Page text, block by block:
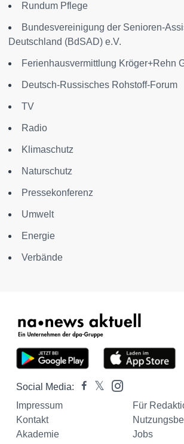
Rundum Pflege
Bundesvereinigung der Senioren-
Deutschland (BdSAD) e.V.
Ferienhausvermittlung Kröger+Rehn
Deutsch-Russisches Rohstoff-Forum
TV
Radio
Klimaschutz
Naturschutz
Pressekonferenz
Umwelt
Energie
Verbände
Social Media:
Impressum
Für
Kontakt
Akademie
Jobs